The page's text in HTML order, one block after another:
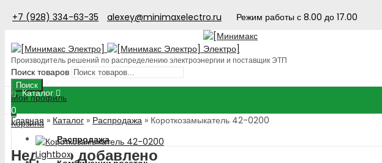
+7 (928) 334-63-35 alexey@minimaxelectro.ru Режим работы с 8.00 до 17.00
Производитель решений по распределению электроэнергии и поставщик ЭТП
Поиск товаров
Поиск
Мой профиль
0
Корзина
Недавно добавлено
Каталог
Распродажа
Главная » Каталог » Распродажа » Короткозамыкатель 42-0200
Lightbox